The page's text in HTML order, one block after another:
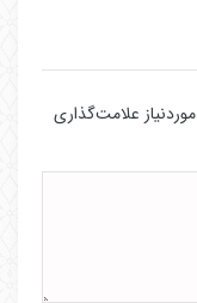
علامت‌گذاری